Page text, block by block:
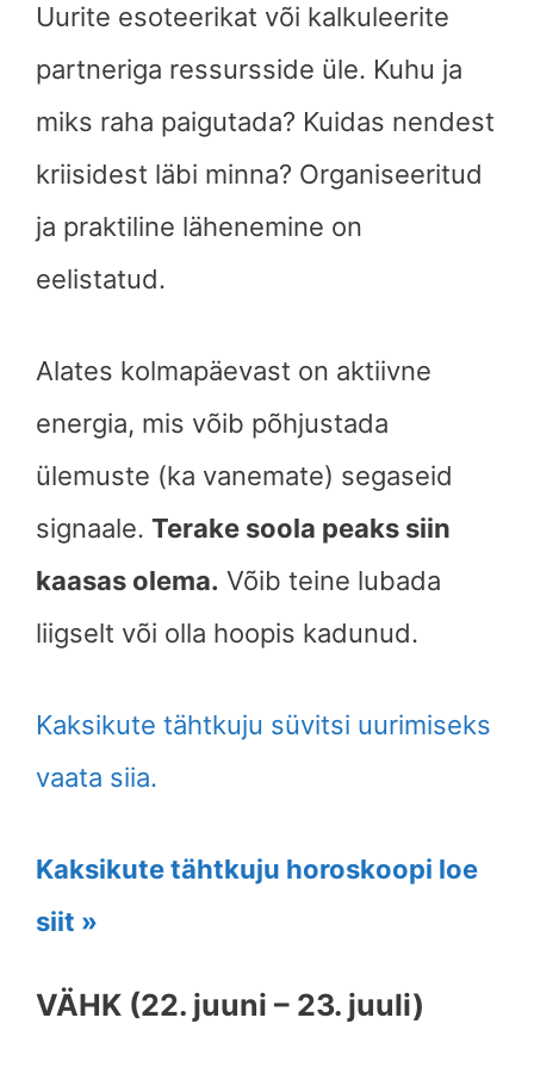
Uurite esoteerikat või kalkuleerite
partneriga ressursside üle. Kuhu ja
miks raha paigutada? Kuidas nendest
kriisidest läbi minna? Organiseeritud
ja praktiline lähenemine on
eelistatud.
Alates kolmapäevast on aktiivne
energia, mis võib põhjustada
ülemuste (ka vanemate) segaseid
signaale. Terake soola peaks siin
kaasas olema. Võib teine lubada
liigselt või olla hoopis kadunud.
Kaksikute tähtkuju süvitsi uurimiseks
vaata siia.
Kaksikute tähtkuju horoskoopi loe
siit »
VÄHK (22. juuni – 23. juuli)